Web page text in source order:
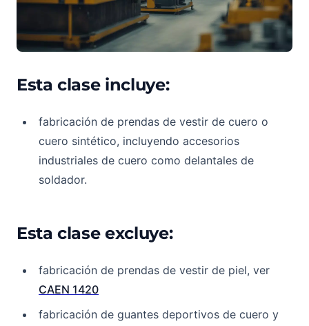
Esta clase incluye:
fabricación de prendas de vestir de cuero o
cuero sintético, incluyendo accesorios
industriales de cuero como delantales de
soldador.
Esta clase excluye:
fabricación de prendas de vestir de piel, ver
CAEN 1420
fabricación de guantes deportivos de cuero y